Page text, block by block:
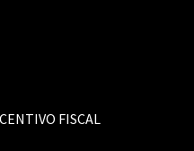
FISCAL